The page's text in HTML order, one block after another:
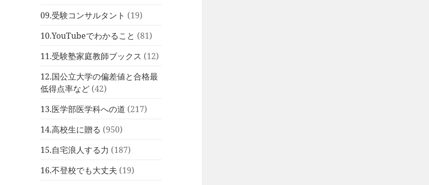
09.受験コンサルタント (19)
10.YouTubeでわかること (81)
11.受験塾家庭教師ブックス (12)
12.国公立大学の偏差値と合格最
低得点率など (42)
13.医学部医学科への道 (217)
14.高校生に贈る (950)
15.自宅浪人する力 (187)
16.不登校でも大丈夫 (19)